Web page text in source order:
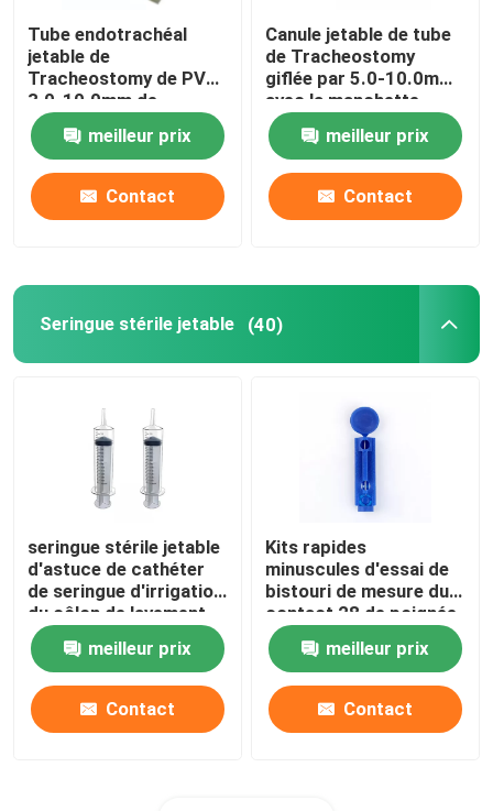
Consommables médicaux
Tube endotrachéal
jetable de
Tracheostomy de PVC
3.0-10.0mm de
cathéter d'anesthésie
meilleur prix
Contact
Canule jetable de tube
de Tracheostomy
giflée par 5.0-10.0mm
avec la manchette
meilleur prix
Contact
Seringue stérile jetable (40)
seringue stérile jetable
d'astuce de cathéter
de seringue d'irrigation
du côlon de lavement
de seringue de 20ml
50ml 60mlmeilleur prix
Contact
Kits rapides
minuscules d'essai de
bistouri de mesure du
contact 28 de poignée
en plastique bleue
jetable de torsion
meilleur prix
Contact